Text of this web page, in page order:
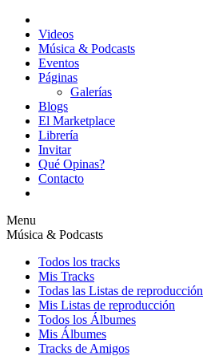
Videos
Música & Podcasts
Eventos
Páginas
Galerías
Blogs
El Marketplace
Librería
Invitar
Qué Opinas?
Contacto
Menu
Música & Podcasts
Todos los tracks
Mis Tracks
Todas las Listas de reproducción
Mis Listas de reproducción
Todos los Álbumes
Mis Álbumes
Tracks de Amigos